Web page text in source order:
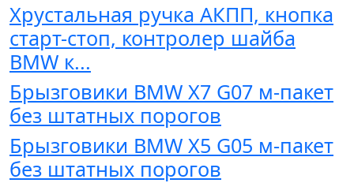
Хрустальная ручка АКПП, кнопка
старт-стоп, контролер шайба
BMW к...
Брызговики BMW X7 G07 м-пакет
без штатных порогов
Брызговики BMW X5 G05 м-пакет
без штатных порогов